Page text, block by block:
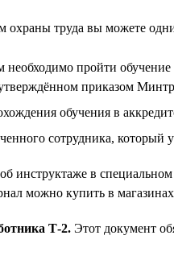
охраны труда вы можете
необходимо пройти
приказом
обучения в
сотрудника,
об инструктаже в
можно купить в
Т-2. Этот документ